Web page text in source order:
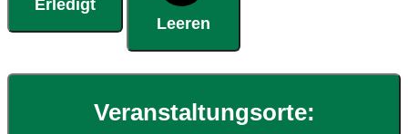
Erledigt
Leeren
Veranstaltungsorte: